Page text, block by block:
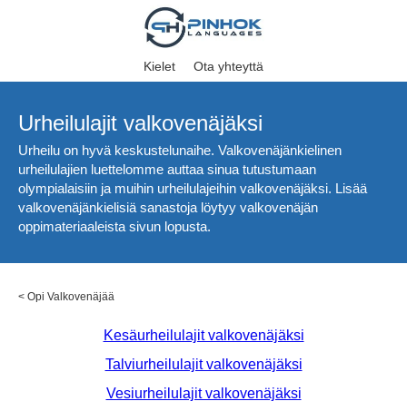
Kielet Ota yhteyttä
Urheilulajit valkovenäjäksi
Urheilu on hyvä keskustelunaihe. Valkovenäjänkielinen
urheilulajien luettelomme auttaa sinua tutustumaan
olympialaisiin ja muihin urheilulajeihin valkovenäjäksi. Lisää
valkovenäjänkielisiä sanastoja löytyy valkovenäjän
oppimateriaaleista sivun lopusta.
< Opi Valkovenäjää
Kesäurheilulajit valkovenäjäksi
Talviurheilulajit valkovenäjäksi
Vesiurheilulajit valkovenäjäksi